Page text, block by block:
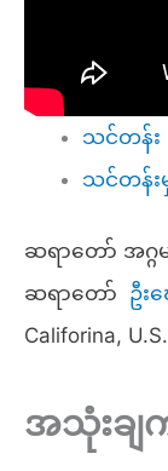
သင်တန်း
သင်တန်းမှ
ဆရာတော် အဂ္ဂမ
ဆရာတော် ဦး
Califorina,
အသုံးချက